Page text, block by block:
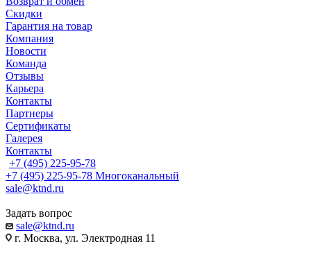
Скидки
Гарантия на товар
Компания
Новости
Команда
Отзывы
Карьера
Контакты
Партнеры
Сертификаты
Галерея
Контакты
+7 (495) 225-95-78
+7 (495) 225-95-78 Многоканальный
sale@ktnd.ru
Задать вопрос
sale@ktnd.ru
г. Москва, ул. Электродная 11